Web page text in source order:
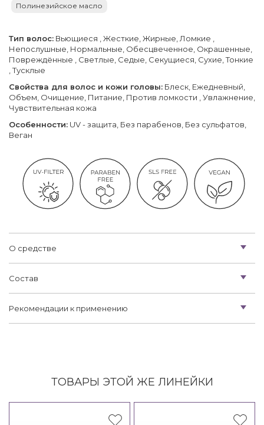
Полинезийское масло
Тип волос: Вьющиеся , Жесткие, Жирные, Ломкие ,
Непослушные, Нормальные, Обесцвеченное, Окрашенные,
Повреждённые , Светлые, Седые, Секущиеся, Сухие, Тонкие
, Тусклые
Свойства для волос и кожи головы: Блеск, Ежедневный,
Объем, Очищение, Питание, Против ломкости , Увлажнение,
Чувствительная кожа
Особенности: UV - защита, Без парабенов, Без сульфатов,
Веган
О средстве
Состав
Рекомендации к применению
ТОВАРЫ ЭТОЙ ЖЕ ЛИНЕЙКИ